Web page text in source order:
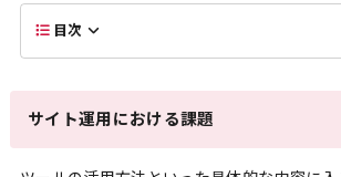
目次
サイト運用における課題